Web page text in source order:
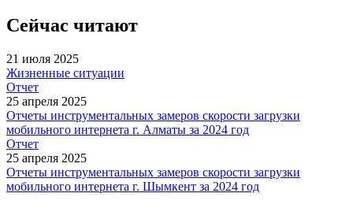
Сейчас читают
21 июля 2025
Жизненные ситуации
Отчет
25 апреля 2025
Отчеты инструментальных замеров скорости загрузки
мобильного интернета г. Алматы за 2024 год
Отчет
25 апреля 2025
Отчеты инструментальных замеров скорости загрузки
мобильного интернета г. Шымкент за 2024 год